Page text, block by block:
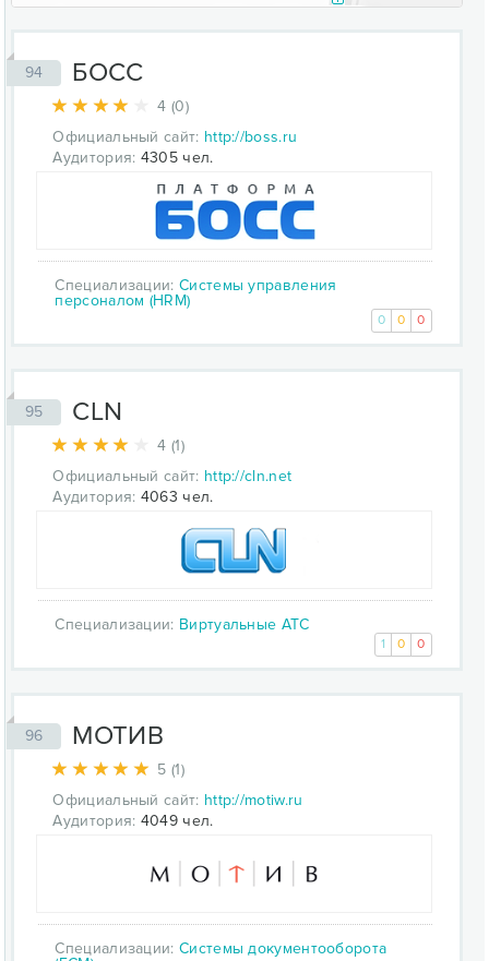
94 БОСС
4 (0)
Официальный сайт: http://boss.ru
Аудитория: 4305 чел.
Специализации: Системы управления
персоналом (HRM)
0 0 0
95 CLN
4 (1)
Официальный сайт: http://cln.net
Аудитория: 4063 чел.
Специализации: Виртуальные АТС
1 0 0
96 МОТИВ
5 (1)
Официальный сайт: http://motiw.ru
Аудитория: 4049 чел.
Специализации: Системы документооборота